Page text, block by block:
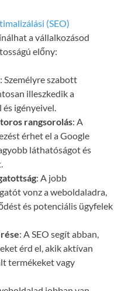
(SEO)
a vállalkozásod
előny:
: Személyre szabott
illeszkedik a
igényeivel.
rangsorolás: A
érhet el a Google
láthatóságot és
: A jobb
vonz a weboldaladra,
és potenciális ügyfelek
: A SEO segít abban,
érd el, akik aktívan
termékeket vagy